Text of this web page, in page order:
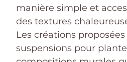
manière simple et
des textures
Les créations
suspensions pour